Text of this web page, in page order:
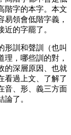
階字的本字。本文
領會低階字義，
的字罷了。
形訓和聲訓（也叫
，哪些訓的對，
的深層原因、也就
看過上文、了解了
音、形、義三方面
了。